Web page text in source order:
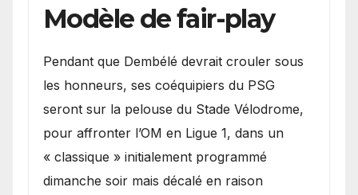
Modèle de fair-play
Pendant que Dembélé devrait crouler sous
les honneurs, ses coéquipiers du PSG
seront sur la pelouse du Stade Vélodrome,
pour affronter l’OM en Ligue 1, dans un
« classique » initialement programmé
dimanche soir mais décalé en raison